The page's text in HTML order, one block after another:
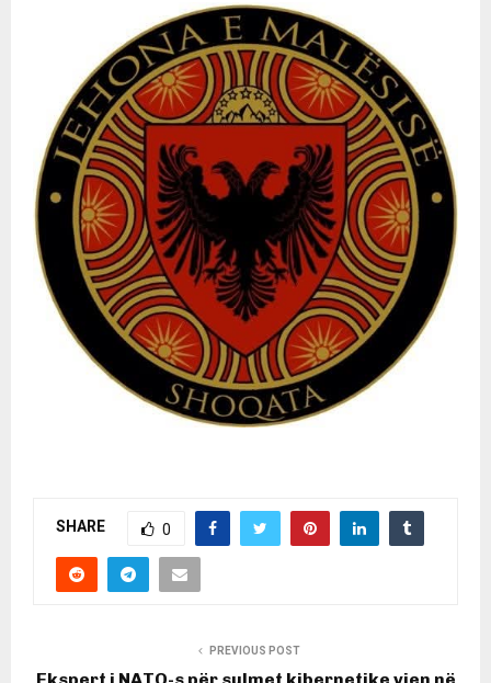
SHARE 0
PREVIOUS POST
Ekspert i NATO-s për sulmet kibernetike vjen në